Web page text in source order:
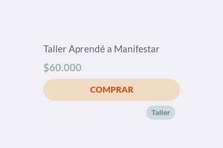
Taller Aprendé a Manifestar
$60.000
Taller